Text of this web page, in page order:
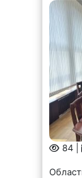
84 |